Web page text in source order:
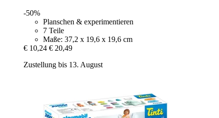
-50%
Planschen & experimentieren
7 Teile
Maße: 37,2 x 19,6 x 19,6 cm
€ 10,24 € 20,49
Zustellung bis 13. August